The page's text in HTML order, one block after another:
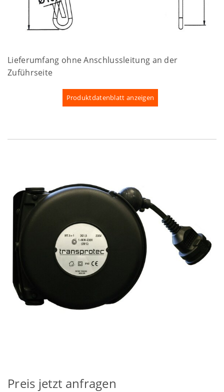
Lieferumfang ohne Anschlussleitung an der
Zuführseite
Produktdatenblatt anzeigen
Preis jetzt anfragen